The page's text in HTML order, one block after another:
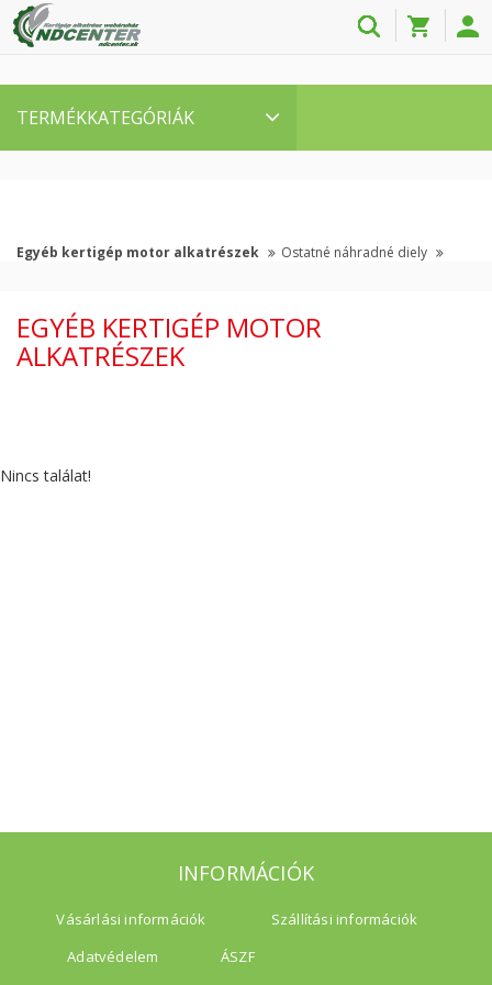
TERMÉKKATEGÓRIÁK
Egyéb kertigép motor alkatrészek Ostatné náhradné diely
EGYÉB KERTIGÉP MOTOR
ALKATRÉSZEK
Nincs találat!
INFORMÁCIÓK
Vásárlási információk
Szállítási információk
Adatvédelem
ÁSZF